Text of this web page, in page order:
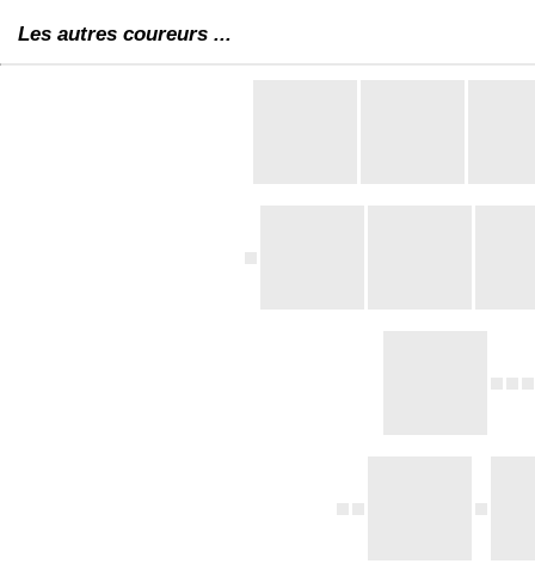
Les autres coureurs ...